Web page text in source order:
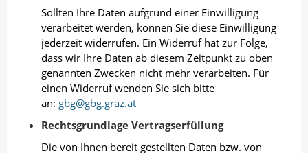
Sollten Ihre Daten aufgrund einer Einwilligung
verarbeitet werden, können Sie diese Einwilligung
jederzeit widerrufen. Ein Widerruf hat zur Folge,
dass wir Ihre Daten ab diesem Zeitpunkt zu oben
genannten Zwecken nicht mehr verarbeiten. Für
einen Widerruf wenden Sie sich bitte
an: gbg@gbg.graz.at
Rechtsgrundlage Vertragserfüllung
Die von Ihnen bereit gestellten Daten bzw. von